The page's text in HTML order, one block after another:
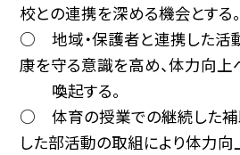
校との連携を深める機会とする。
○ 地域・保護者と連携した活
康を守る意識を高め、体力向上
喚起する。
○ 体育の授業での継続した補
した部活動の取組により体力向